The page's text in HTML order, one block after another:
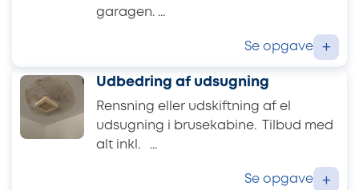
garagen. ...
Se opgave +
Udbedring af udsugning
Rensning eller udskiftning af el
udsugning i brusekabine. Tilbud med
alt inkl. ...
Se opgave +